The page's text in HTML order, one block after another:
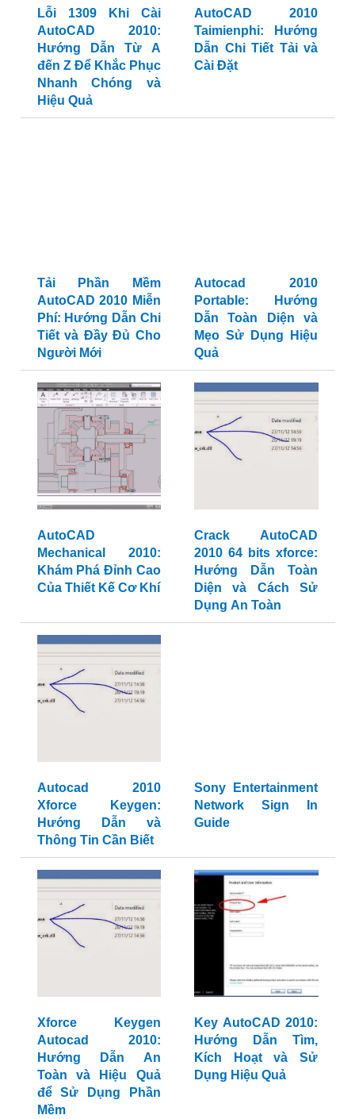
Lỗi 1309 Khi Cài
AutoCAD 2010:
Hướng Dẫn Từ A
đến Z Để Khắc Phục
Nhanh Chóng và
Hiệu Quả
AutoCAD 2010
Taimienphi: Hướng
Dẫn Chi Tiết Tải và
Cài Đặt
Tải Phần Mềm
AutoCAD 2010 Miễn
Phí: Hướng Dẫn Chi
Tiết và Đầy Đủ Cho
Người Mới
Autocad 2010
Portable: Hướng
Dẫn Toàn Diện và
Mẹo Sử Dụng Hiệu
Quả
AutoCAD
Mechanical 2010:
Khám Phá Đỉnh Cao
Của Thiết Kế Cơ Khí
Crack AutoCAD
2010 64 bits xforce:
Hướng Dẫn Toàn
Diện và Cách Sử
Dụng An Toàn
Autocad 2010
Xforce Keygen:
Hướng Dẫn và
Thông Tin Cần Biết
Sony Entertainment
Network Sign In
Guide
Xforce Keygen
Autocad 2010:
Hướng Dẫn An
Toàn và Hiệu Quả
để Sử Dụng Phần
Mềm
Key AutoCAD 2010:
Hướng Dẫn Tìm,
Kích Hoạt và Sử
Dụng Hiệu Quả